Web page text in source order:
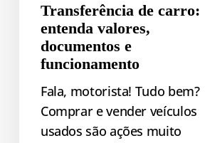
Transferência de carro:
entenda valores,
documentos e
funcionamento
Fala, motorista! Tudo bem?
Comprar e vender veículos
usados são ações muito